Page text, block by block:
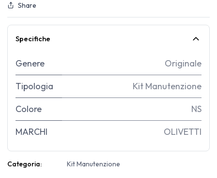
Share
Specifiche
Genere Originale
Tipologia Kit Manutenzione
Colore NS
MARCHI OLIVETTI
Categoria: Kit Manutenzione